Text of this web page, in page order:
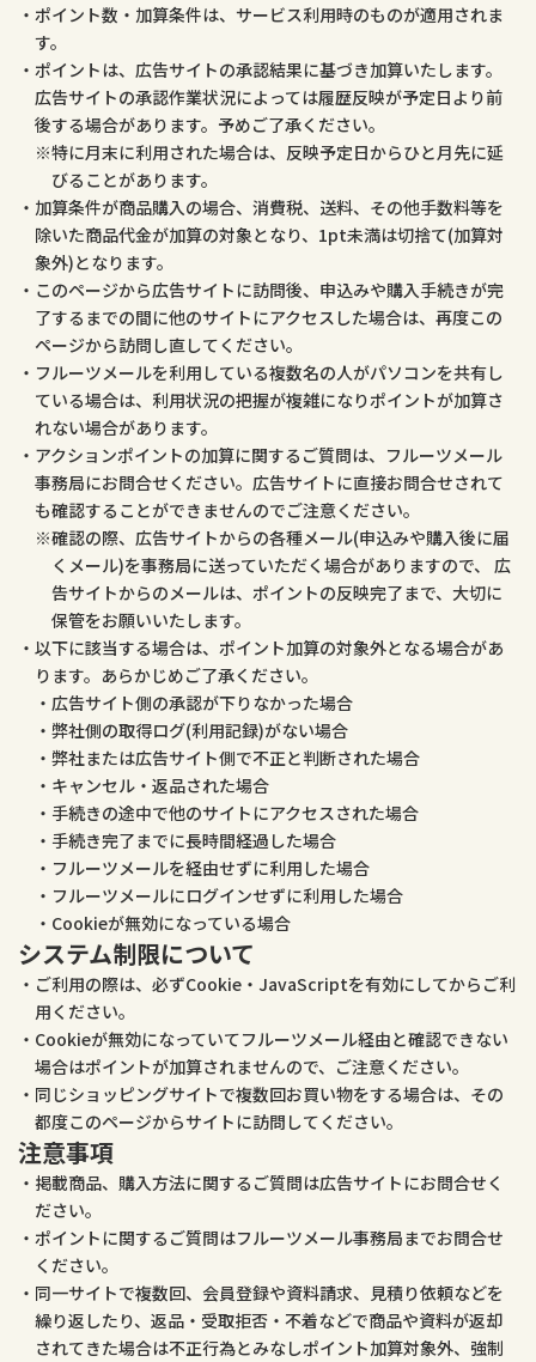
ポイント数・加算条件は、サービス利用時のものが適用されま
す。
ポイントは、広告サイトの承認結果に基づき加算いたします。
広告サイトの承認作業状況によっては履歴反映が予定日より前
後する場合があります。予めご了承ください。
特に月末に利用された場合は、反映予定日からひと月先に延
びることがあります。
加算条件が商品購入の場合、消費税、送料、その他手数料等を
除いた商品代金が加算の対象となり、1pt未満は切捨て(加算対
象外)となります。
このページから広告サイトに訪問後、申込みや購入手続きが完
了するまでの間に他のサイトにアクセスした場合は、再度この
ページから訪問し直してください。
フルーツメールを利用している複数名の人がパソコンを共有し
ている場合は、利用状況の把握が複雑になりポイントが加算さ
れない場合があります。
アクションポイントの加算に関するご質問は、フルーツメール
事務局にお問合せください。広告サイトに直接お問合せされて
も確認することができませんのでご注意ください。
確認の際、広告サイトからの各種メール(申込みや購入後に届
くメール)を事務局に送っていただく場合がありますので、 広
告サイトからのメールは、ポイントの反映完了まで、大切に
保管をお願いいたします。
以下に該当する場合は、ポイント加算の対象外となる場合があ
ります。あらかじめご了承ください。
広告サイト側の承認が下りなかった場合
弊社側の取得ログ(利用記録)がない場合
弊社または広告サイト側で不正と判断された場合
キャンセル・返品された場合
手続きの途中で他のサイトにアクセスされた場合
手続き完了までに長時間経過した場合
フルーツメールを経由せずに利用した場合
フルーツメールにログインせずに利用した場合
Cookieが無効になっている場合
システム制限について
ご利用の際は、必ずCookie・JavaScriptを有効にしてからご利
用ください。
Cookieが無効になっていてフルーツメール経由と確認できない
場合はポイントが加算されませんので、ご注意ください。
同じショッピングサイトで複数回お買い物をする場合は、その
都度このページからサイトに訪問してください。
注意事項
掲載商品、購入方法に関するご質問は広告サイトにお問合せく
ださい。
ポイントに関するご質問はフルーツメール事務局までお問合せ
ください。
同一サイトで複数回、会員登録や資料請求、見積り依頼などを
繰り返したり、返品・受取拒否・不着などで商品や資料が返却
されてきた場合は不正行為とみなしポイント加算対象外、強制